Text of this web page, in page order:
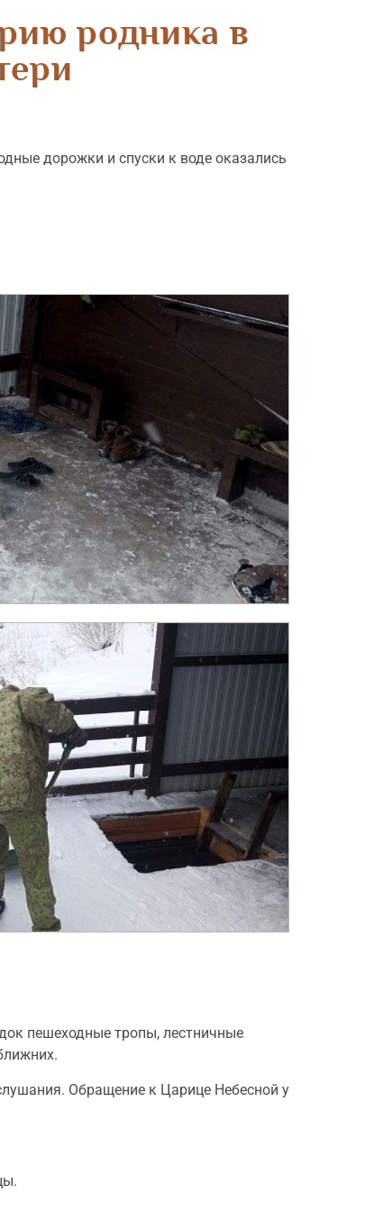
родника в
дорожки и спуски к воде оказались
пешеходные тропы, лестничные
Обращение к Царице Небесной у